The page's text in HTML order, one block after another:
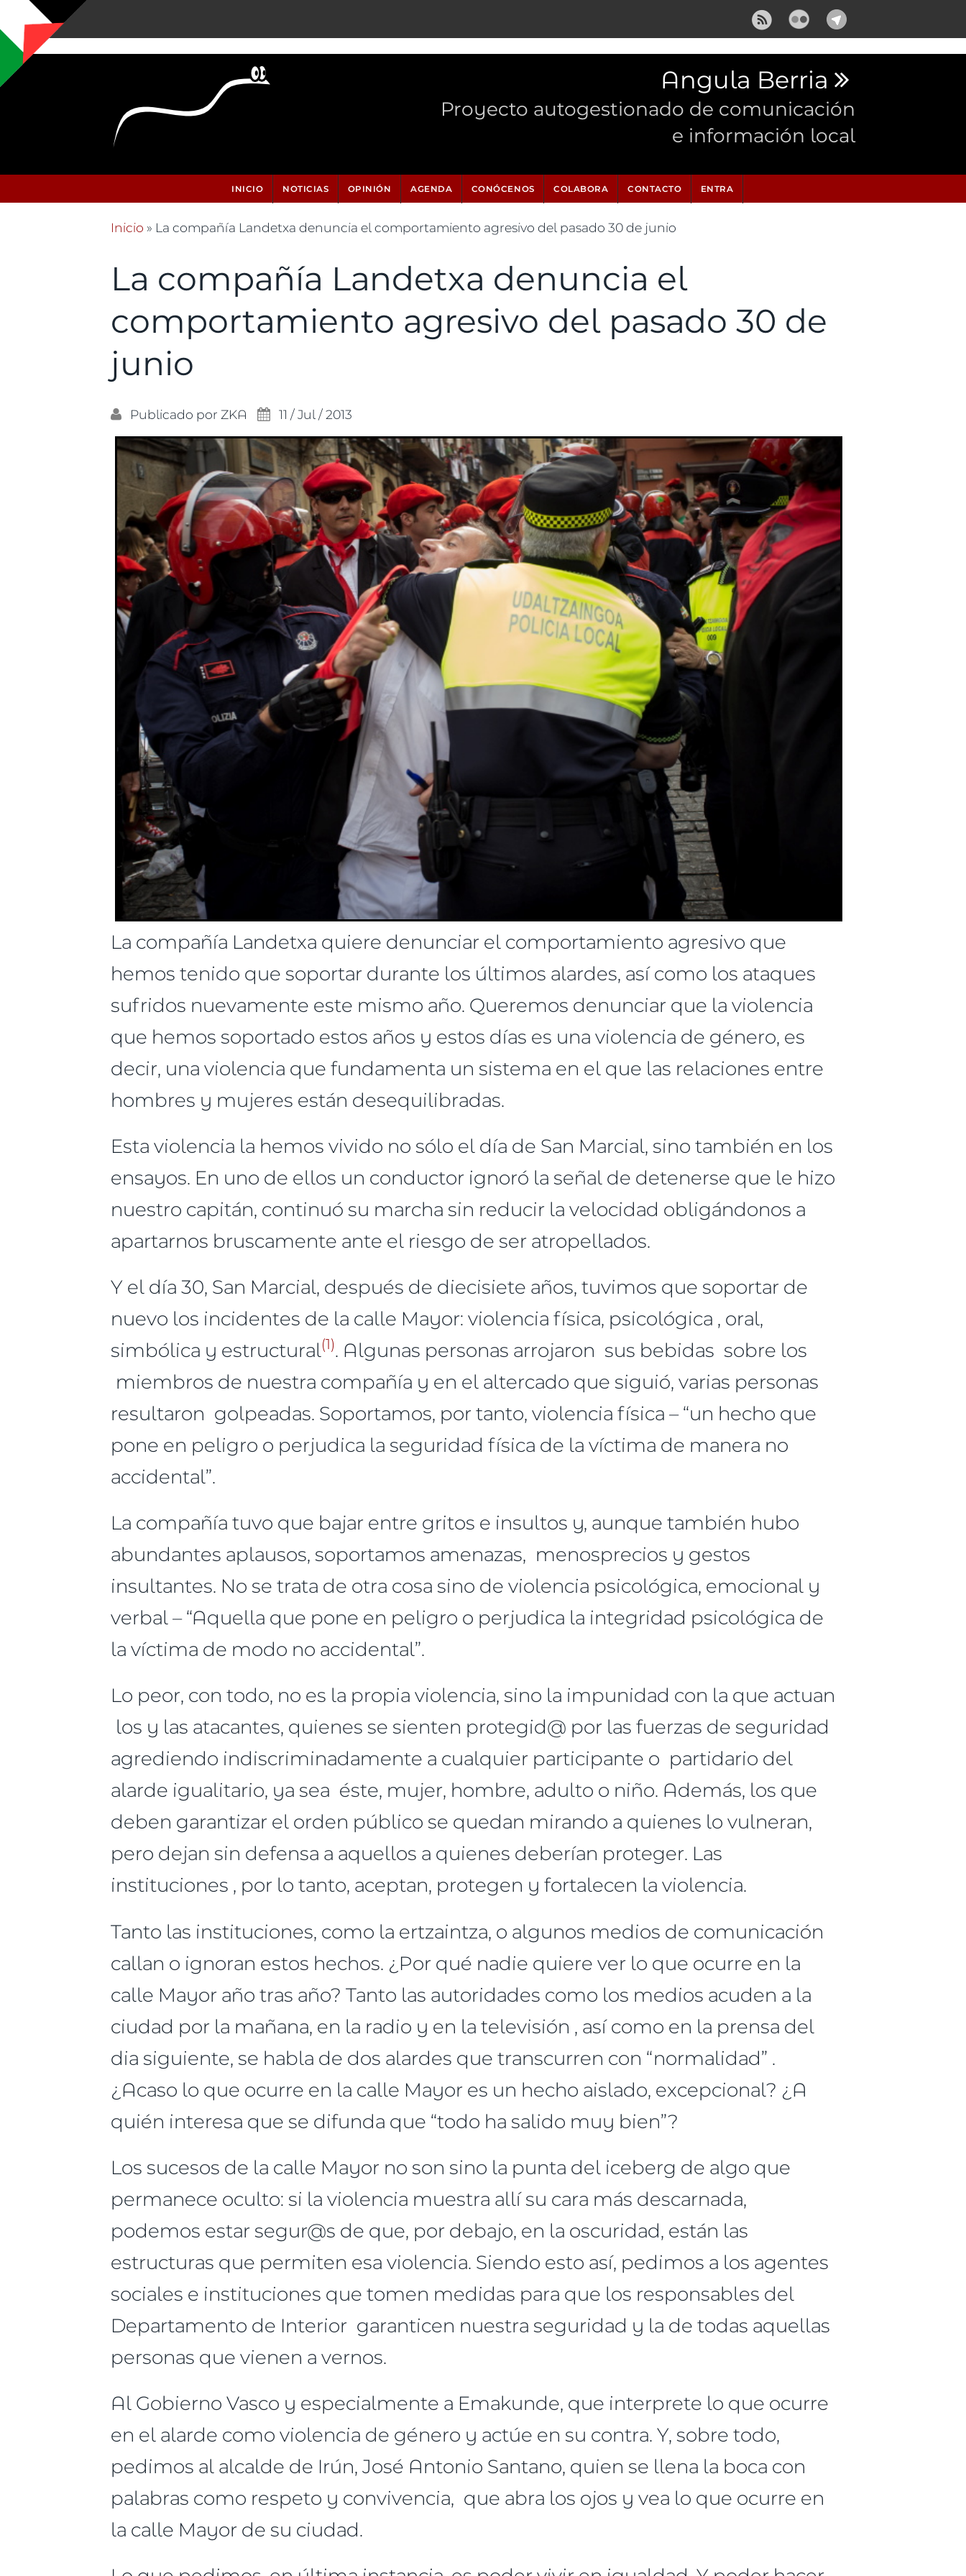
Pasar al contenido principal
Angula Berria
Proyecto autogestionado de comunicación
e información local
INICIO NOTICIAS OPINIÓN AGENDA CONÓCENOS COLABORA CONTACTO ENTRA
Se encuentra usted aquí
Inicio » La compañía Landetxa denuncia el comportamiento agresivo del pasado 30 de junio
La compañía Landetxa denuncia el
comportamiento agresivo del pasado 30 de
junio
Publicado por ZKA 11 / Jul / 2013
La compañía Landetxa quiere denunciar el comportamiento agresivo que
hemos tenido que soportar durante los últimos alardes, así como los ataques
sufridos nuevamente este mismo año. Queremos denunciar que la violencia
que hemos soportado estos años y estos días es una violencia de género, es
decir, una violencia que fundamenta un sistema en el que las relaciones entre
hombres y mujeres están desequilibradas.
Esta violencia la hemos vivido no sólo el día de San Marcial, sino también en los
ensayos. En uno de ellos un conductor ignoró la señal de detenerse que le hizo
nuestro capitán, continuó su marcha sin reducir la velocidad obligándonos a
apartarnos bruscamente ante el riesgo de ser atropellados.
Y el día 30, San Marcial, después de diecisiete años, tuvimos que soportar de
nuevo los incidentes de la calle Mayor: violencia física, psicológica , oral,
simbólica y estructural(1). Algunas personas arrojaron sus bebidas sobre los
miembros de nuestra compañía y en el altercado que siguió, varias personas
resultaron golpeadas. Soportamos, por tanto, violencia física – “un hecho que
pone en peligro o perjudica la seguridad física de la víctima de manera no
accidental”.
La compañía tuvo que bajar entre gritos e insultos y, aunque también hubo
abundantes aplausos, soportamos amenazas, menosprecios y gestos
insultantes. No se trata de otra cosa sino de violencia psicológica, emocional y
verbal – “Aquella que pone en peligro o perjudica la integridad psicológica de
la víctima de modo no accidental”.
Lo peor, con todo, no es la propia violencia, sino la impunidad con la que actuan
los y las atacantes, quienes se sienten protegid@ por las fuerzas de seguridad
agrediendo indiscriminadamente a cualquier participante o partidario del
alarde igualitario, ya sea éste, mujer, hombre, adulto o niño. Además, los que
deben garantizar el orden público se quedan mirando a quienes lo vulneran,
pero dejan sin defensa a aquellos a quienes deberían proteger. Las
instituciones , por lo tanto, aceptan, protegen y fortalecen la violencia.
Tanto las instituciones, como la ertzaintza, o algunos medios de comunicación
callan o ignoran estos hechos. ¿Por qué nadie quiere ver lo que ocurre en la
calle Mayor año tras año? Tanto las autoridades como los medios acuden a la
ciudad por la mañana, en la radio y en la televisión , así como en la prensa del
dia siguiente, se habla de dos alardes que transcurren con “normalidad” .
¿Acaso lo que ocurre en la calle Mayor es un hecho aislado, excepcional? ¿A
quién interesa que se difunda que “todo ha salido muy bien”?
Los sucesos de la calle Mayor no son sino la punta del iceberg de algo que
permanece oculto: si la violencia muestra allí su cara más descarnada,
podemos estar segur@s de que, por debajo, en la oscuridad, están las
estructuras que permiten esa violencia. Siendo esto así, pedimos a los agentes
sociales e instituciones que tomen medidas para que los responsables del
Departamento de Interior garanticen nuestra seguridad y la de todas aquellas
personas que vienen a vernos.
Al Gobierno Vasco y especialmente a Emakunde, que interprete lo que ocurre
en el alarde como violencia de género y actúe en su contra. Y, sobre todo,
pedimos al alcalde de Irún, José Antonio Santano, quien se llena la boca con
palabras como respeto y convivencia, que abra los ojos y vea lo que ocurre en
la calle Mayor de su ciudad.